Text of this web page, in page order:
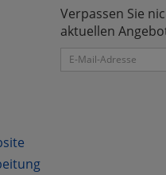
Verpassen Sie
aktuellen
(Seitenende)